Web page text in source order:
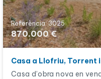
Referència: 3025
870.000 €
Casa a Llofriu, Torrent i
Casa d’obra nova en